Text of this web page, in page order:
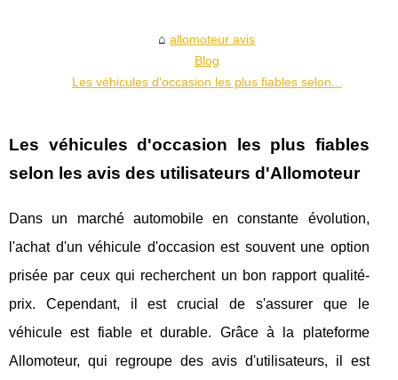
allomoteur avis
Blog
Les véhicules d'occasion les plus fiables selon...
Les véhicules d'occasion les plus fiables
selon les avis des utilisateurs d'Allomoteur
Dans un marché automobile en constante évolution,
l'achat d'un véhicule d'occasion est souvent une option
prisée par ceux qui recherchent un bon rapport qualité-
prix. Cependant, il est crucial de s'assurer que le
véhicule est fiable et durable. Grâce à la plateforme
Allomoteur, qui regroupe des avis d'utilisateurs, il est